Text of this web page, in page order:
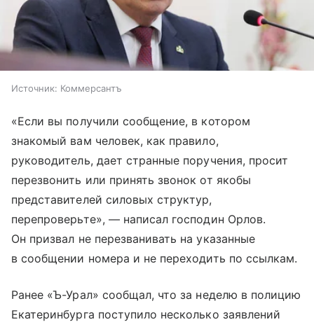
Источник: Коммерсантъ
«Если вы получили сообщение, в котором
знакомый вам человек, как правило,
руководитель, дает странные поручения, просит
перезвонить или принять звонок от якобы
представителей силовых структур,
перепроверьте», — написал господин Орлов.
Он призвал не перезванивать на указанные
в сообщении номера и не переходить по ссылкам.
Ранее «Ъ-Урал» сообщал, что за неделю в полицию
Екатеринбурга поступило несколько заявлений